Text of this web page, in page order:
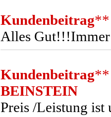
Kundenbeitrag**
Alles
Kundenbeitrag**
BEINSTEIN
Preis /Leistung